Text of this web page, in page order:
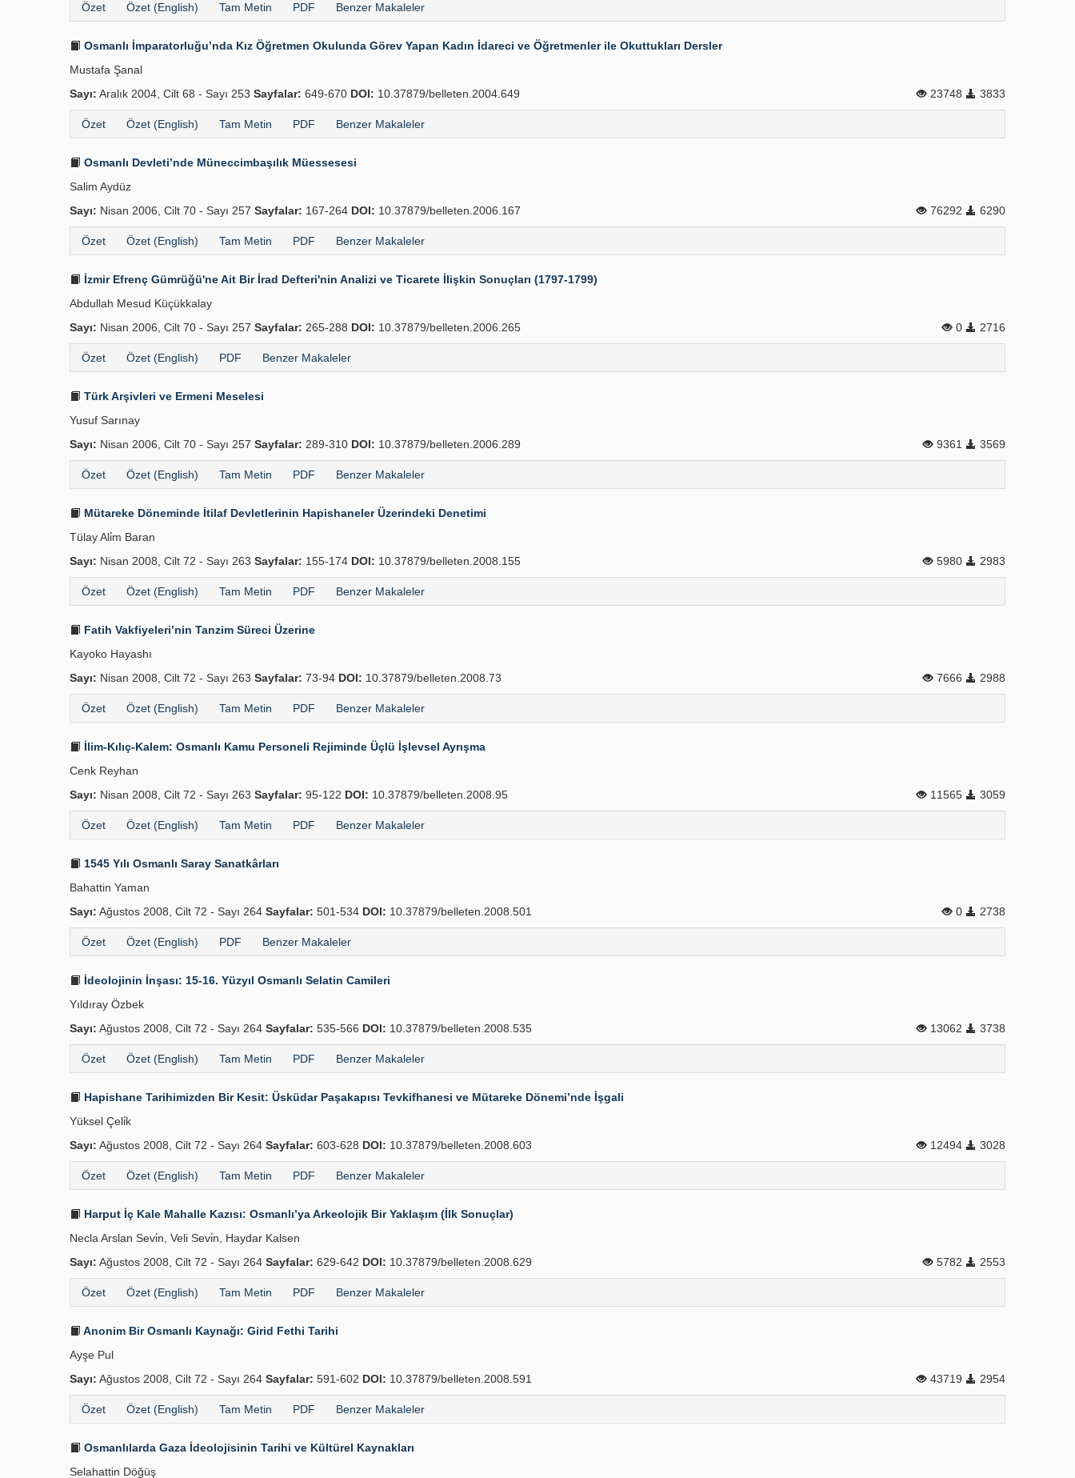
Özet Özet (English) Tam Metin PDF Benzer Makaleler
Osmanlı İmparatorluğu’nda Kız Öğretmen Okulunda Görev Yapan Kadın İdareci ve Öğretmenler ile Okuttukları Dersler
Mustafa Şanal
Sayı: Aralık 2004, Cilt 68 - Sayı 253 Sayfalar: 649-670 DOI: 10.37879/belleten.2004.649 23748 3833
Özet Özet (English) Tam Metin PDF Benzer Makaleler
Osmanlı Devleti’nde Müneccimbaşılık Müessesesi
Salim Aydüz
Sayı: Nisan 2006, Cilt 70 - Sayı 257 Sayfalar: 167-264 DOI: 10.37879/belleten.2006.167 76292 6290
Özet Özet (English) Tam Metin PDF Benzer Makaleler
İzmir Efrenç Gümrüğü'ne Ait Bir İrad Defteri'nin Analizi ve Ticarete İlişkin Sonuçları (1797-1799)
Abdullah Mesud Küçükkalay
Sayı: Nisan 2006, Cilt 70 - Sayı 257 Sayfalar: 265-288 DOI: 10.37879/belleten.2006.265 0 2716
Özet Özet (English) PDF Benzer Makaleler
Türk Arşivleri ve Ermeni Meselesi
Yusuf Sarınay
Sayı: Nisan 2006, Cilt 70 - Sayı 257 Sayfalar: 289-310 DOI: 10.37879/belleten.2006.289 9361 3569
Özet Özet (English) Tam Metin PDF Benzer Makaleler
Mütareke Döneminde İtilaf Devletlerinin Hapishaneler Üzerindeki Denetimi
Tülay Ali̇m Baran
Sayı: Nisan 2008, Cilt 72 - Sayı 263 Sayfalar: 155-174 DOI: 10.37879/belleten.2008.155 5980 2983
Özet Özet (English) Tam Metin PDF Benzer Makaleler
Fatih Vakfiyeleri’nin Tanzim Süreci Üzerine
Kayoko Hayashı
Sayı: Nisan 2008, Cilt 72 - Sayı 263 Sayfalar: 73-94 DOI: 10.37879/belleten.2008.73 7666 2988
Özet Özet (English) Tam Metin PDF Benzer Makaleler
İlim-Kılıç-Kalem: Osmanlı Kamu Personeli Rejiminde Üçlü İşlevsel Ayrışma
Cenk Reyhan
Sayı: Nisan 2008, Cilt 72 - Sayı 263 Sayfalar: 95-122 DOI: 10.37879/belleten.2008.95 11565 3059
Özet Özet (English) Tam Metin PDF Benzer Makaleler
1545 Yılı Osmanlı Saray Sanatkârları
Bahattin Yaman
Sayı: Ağustos 2008, Cilt 72 - Sayı 264 Sayfalar: 501-534 DOI: 10.37879/belleten.2008.501 0 2738
Özet Özet (English) PDF Benzer Makaleler
İdeolojinin İnşası: 15-16. Yüzyıl Osmanlı Selatin Camileri
Yıldıray Özbek
Sayı: Ağustos 2008, Cilt 72 - Sayı 264 Sayfalar: 535-566 DOI: 10.37879/belleten.2008.535 13062 3738
Özet Özet (English) Tam Metin PDF Benzer Makaleler
Hapishane Tarihimizden Bir Kesit: Üsküdar Paşakapısı Tevkifhanesi ve Mütareke Dönemi’nde İşgali
Yüksel Çeli̇k
Sayı: Ağustos 2008, Cilt 72 - Sayı 264 Sayfalar: 603-628 DOI: 10.37879/belleten.2008.603 12494 3028
Özet Özet (English) Tam Metin PDF Benzer Makaleler
Harput İç Kale Mahalle Kazısı: Osmanlı’ya Arkeolojik Bir Yaklaşım (İlk Sonuçlar)
Necla Arslan Sevi̇n, Veli Sevi̇n, Haydar Kalsen
Sayı: Ağustos 2008, Cilt 72 - Sayı 264 Sayfalar: 629-642 DOI: 10.37879/belleten.2008.629 5782 2553
Özet Özet (English) Tam Metin PDF Benzer Makaleler
Anonim Bir Osmanlı Kaynağı: Girid Fethi Tarihi
Ayşe Pul
Sayı: Ağustos 2008, Cilt 72 - Sayı 264 Sayfalar: 591-602 DOI: 10.37879/belleten.2008.591 43719 2954
Özet Özet (English) Tam Metin PDF Benzer Makaleler
Osmanlılarda Gaza İdeolojisinin Tarihi ve Kültürel Kaynakları
Selahattin Döğüş